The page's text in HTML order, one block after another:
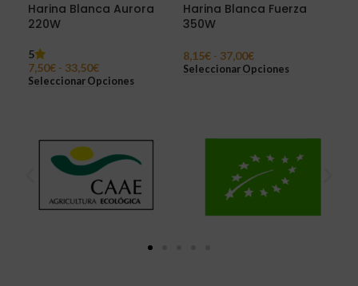
Harina Blanca Aurora
220W
5
7,50€ - 33,50€
Seleccionar Opciones
Harina Blanca Fuerza
350W
8,15€ - 37,00€
Seleccionar Opciones